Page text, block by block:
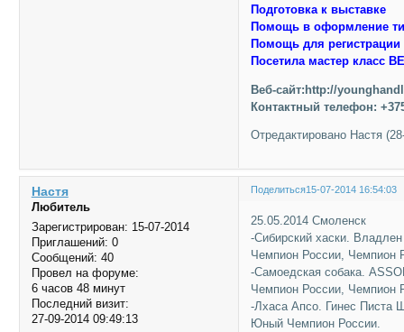
Подготовка к выставке
Помощь в оформление
Помощь для регистрации
Посетила мастер
Веб-сайт:http://
Контактный телефон:
Отредактировано Настя
Поделиться15-07-2014 16:54:03
Настя
Любитель
Зарегистрирован: 15-07-2014
Приглашений: 0
Сообщений: 40
Провел на форуме:
6 часов 48 минут
Последний визит:
27-09-2014 09:49:13
25.05.2014 Смоленск
-Сибирский хаски.
Чемпион России, Чемпион
-Самоедская собака.
Чемпион России, Чемпион
-Лхаса Апсо. Гинес Писта
Юный Чемпион России.